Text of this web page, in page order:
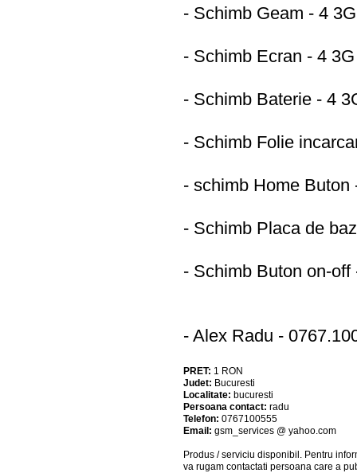
- Schimb Geam - 4
- Schimb Ecran - 4
- Schimb Baterie - 4
- Schimb Folie
- schimb Home Buton
- Schimb Placa de
- Schimb Buton on-
- Alex Radu -
PRET: 1 RON
Judet: Bucuresti
Localitate: bucuresti
Persoana contact: radu
Telefon: 0767100555
Email: gsm_services @ yahoo.com
Produs / serviciu disponibil . Pentru
va rugam contactati persoana care a